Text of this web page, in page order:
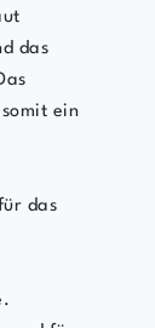
das
ein
das